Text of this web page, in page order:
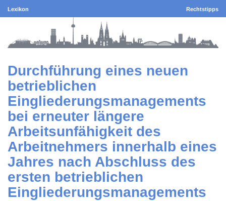
Lexikon Rechtstipps
Durchführung eines neuen
betrieblichen
Eingliederungsmanagements
bei erneuter längere
Arbeitsunfähigkeit des
Arbeitnehmers innerhalb eines
Jahres nach Abschluss des
ersten betrieblichen
Eingliederungsmanagements